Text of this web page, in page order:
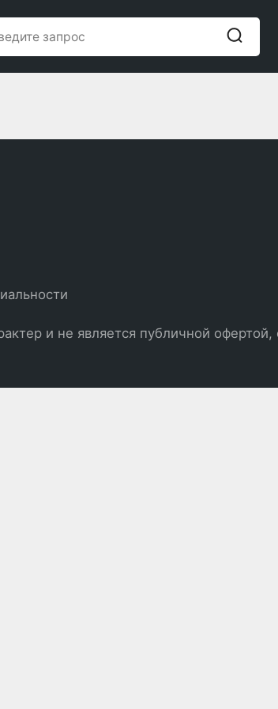
и не является публичной